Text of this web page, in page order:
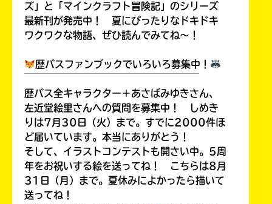
ズ」と「マインクラフト冒険記」のシリーズ
最新刊が発売中！ 夏にぴったりなドキドキ
ワクワクな物語、ぜひ読んでみてね～！
歴バスファンブックでいろいろ募集中！
歴バス全キャラクター＋あさばみゆきさん、
左近堂絵里さんへの質問を募集中！ しめき
りは7月30日（火）まで。すでに2000件ほ
ど届いています。本当にありがとう！
そして、イラストコンテストも開さい中。5周
年をお祝いする絵を送ってね！ こちらは8月
31日（月）まで。夏休みによかったら描いて
送ってね！